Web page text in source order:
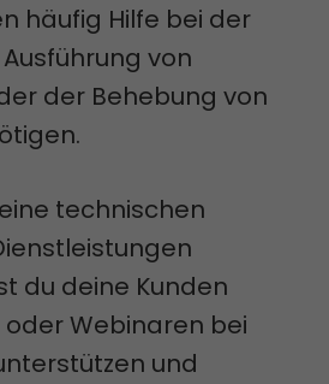
häufig Hilfe bei der
von
der Behebung von
technischen
du deine Kunden
Webinaren bei
und